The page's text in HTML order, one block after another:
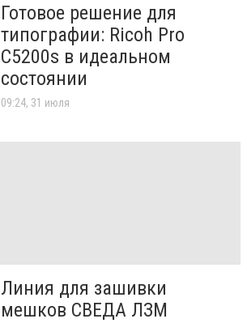
Готовое решение для
типографии: Ricoh Pro
C5200s в идеальном
состоянии
09:24, 31 июля
Линия для зашивки
мешков СВЕДА ЛЗМ